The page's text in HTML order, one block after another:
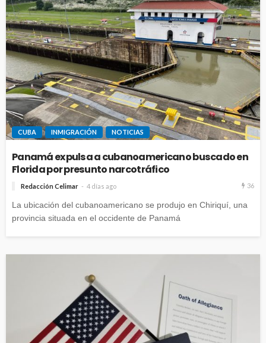
CUBA INMIGRACIÓN NOTICIAS
Panamá expulsa a cubanoamericano buscado en
Florida por presunto narcotráfico
Redacción Celimar 4 días ago 36
La ubicación del cubanoamericano se produjo en Chiriquí, una
provincia situada en el occidente de Panamá